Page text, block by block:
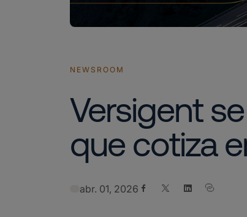
NEWSROOM
Versigent
que cotiza
abr. 01, 2026 Share on Facebook
Share on X
Share on